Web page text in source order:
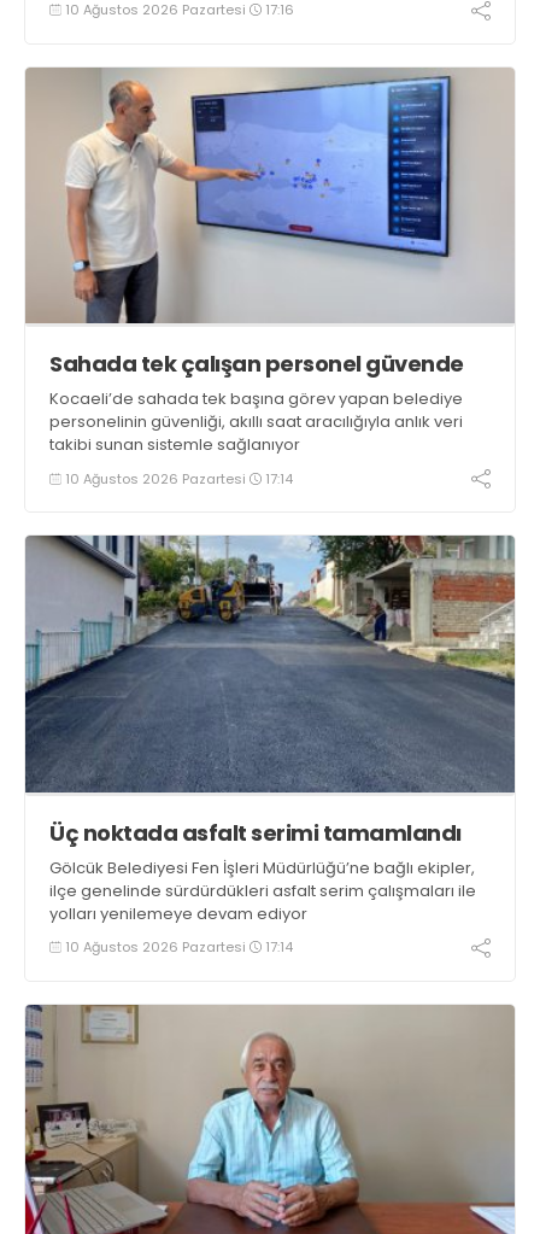
10 Ağustos 2026 Pazartesi 17:16
Sahada tek çalışan personel güvende
Kocaeli’de sahada tek başına görev yapan belediye
personelinin güvenliği, akıllı saat aracılığıyla anlık veri
takibi sunan sistemle sağlanıyor
10 Ağustos 2026 Pazartesi 17:14
Üç noktada asfalt serimi tamamlandı
Gölcük Belediyesi Fen İşleri Müdürlüğü’ne bağlı ekipler,
ilçe genelinde sürdürdükleri asfalt serim çalışmaları ile
yolları yenilemeye devam ediyor
10 Ağustos 2026 Pazartesi 17:14